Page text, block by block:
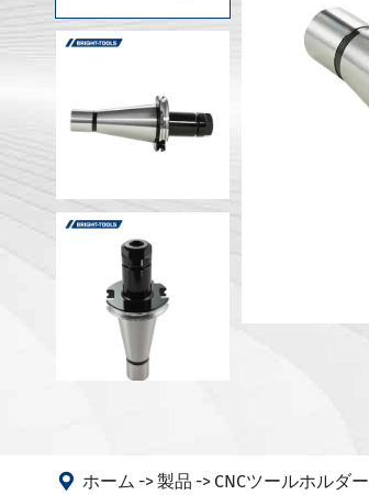
反振動
 ホーム 製品 CNCツールホルダー